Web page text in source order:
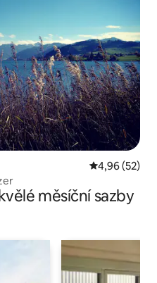
Průměrné
4,96 (52)
měsíční sazby